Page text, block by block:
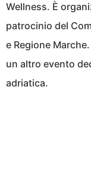
Wellness. È
patrocinio del
e Regione
un altro evento
adriatica.